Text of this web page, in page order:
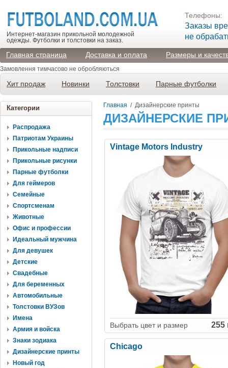
Интернет-магазин прикольной молодежной
одежды. Футболки и толстовки на заказ.
Телефоны:
Заказы
не
Главная страница Доставка и оплата Размеры и
Замовлення тимчасово не обробляються
Хит продаж Новинки Толстовки Парные футболки
Категории
Распродажа
Патриотам Украины
Прикольные надписи
Прикольные рисунки
Парные футболки
Для геймеров
Семейные
Спортсменам
Животные
Офис и профессии
Идеальный мужчина
Для девушек
Детские
Свадебные
Для беременных
Автомобильные
Толстовки ВУЗов
Имена
Армия и войска
Знаки зодиака
Дизайнерские принты
Новый год
Главная / Дизайнерские принты
ДИЗАЙНЕРСКИЕ
Vintage Motors Industry
Выбрать цвет и размер 255
Chicago